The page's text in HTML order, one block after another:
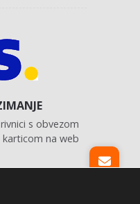
s obvezom
na web